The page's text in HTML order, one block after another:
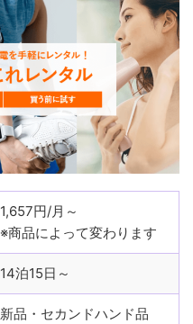
1,657円/月～
※商品によって変わります
14泊15日～
新品・セカンドハンド品